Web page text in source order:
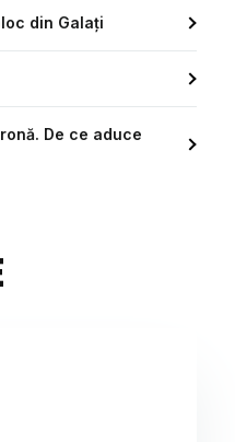
din Galați
De ce aduce